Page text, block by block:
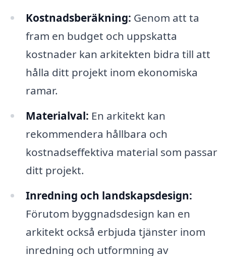
Kostnadsberäkning: Genom att ta
fram en budget och uppskatta
kostnader kan arkitekten bidra till att
hålla ditt projekt inom ekonomiska
ramar.
Materialval: En arkitekt kan
rekommendera hållbara och
kostnadseffektiva material som passar
ditt projekt.
Inredning och landskapsdesign:
Förutom byggnadsdesign kan en
arkitekt också erbjuda tjänster inom
inredning och utformning av